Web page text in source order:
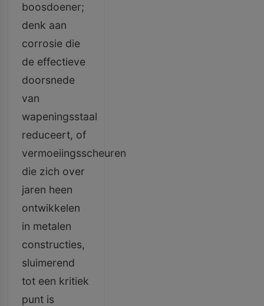
boosdoener;
denk aan
corrosie die
de effectieve
doorsnede
van
wapeningsstaal
reduceert, of
vermoeiingsscheuren
die zich over
jaren heen
ontwikkelen
in metalen
constructies,
sluimerend
tot een kritiek
punt is